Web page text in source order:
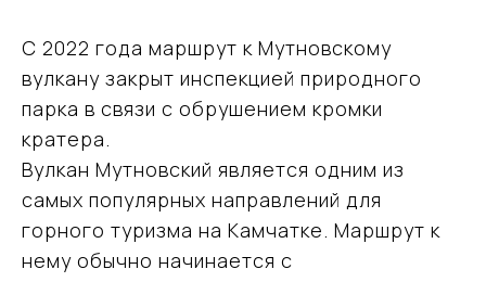
С 2022 года маршрут к Мутновскому
вулкану закрыт инспекцией природного
парка в связи с обрушением кромки
кратера.
Вулкан Мутновский является одним из
самых популярных направлений для
горного туризма на Камчатке. Маршрут к
нему обычно начинается с